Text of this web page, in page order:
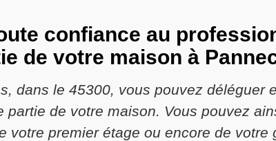
confiance au
de votre maison à
dans le 45300, vous pouvez déléguer
partie de votre maison. Vous pouvez
votre premier étage ou encore de